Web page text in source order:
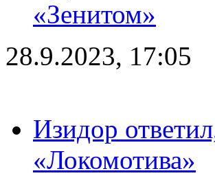
«Зенитом»
28.9.2023, 17:05
Изидор
«Локомотива»